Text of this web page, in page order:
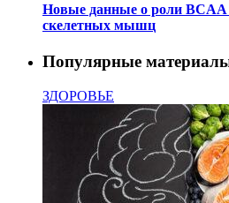
Новые данные о роли BCAA
скелетных мышц
Популярные
ЗДОРОВЬЕ